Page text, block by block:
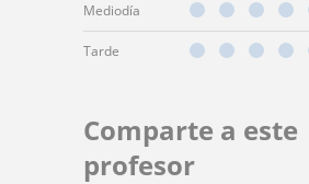
Mediodía
Tarde
Comparte a este
profesor